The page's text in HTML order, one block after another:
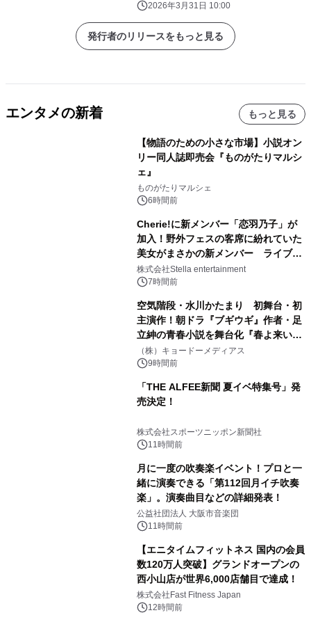
2026年3月31日 10:00
発行者のリリースをもっと見る
エンタメの新着 もっと見る
【物語のための小さな市場】小説オン
リー同人誌即売会『ものがたりマルシ
ェ』
ものがたりマルシェ
6時間前
Cherie!に新メンバー「恋羽乃子」が
加入！野外フェスの客席に紛れていた
美女がまさかの新メンバー ライブ中
のサプライズ発表に会場騒然
株式会社Stella entertainment
7時間前
空気階段・水川かたまり 初舞台・初
主演作！朝ドラ『ブギウギ』作者・足
立紳の青春小説を舞台化『春よ来い、
マジで来い』キービジュアル解禁！
（株）キョードーメディアス
9時間前
「THE ALFEE新聞 夏イベ特集号」発
売決定！
株式会社スポーツニッポン新聞社
11時間前
月に一度の吹奏楽イベント！プロと一
緒に演奏できる「第112回月イチ吹奏
楽」。演奏曲目などの詳細発表！
公益社団法人 大阪市音楽団
11時間前
【エニタイムフィットネス 国内の会員
数120万人突破】グランドオープンの
西小山店が世界6,000店舗目で達成！
株式会社Fast Fitness Japan
12時間前